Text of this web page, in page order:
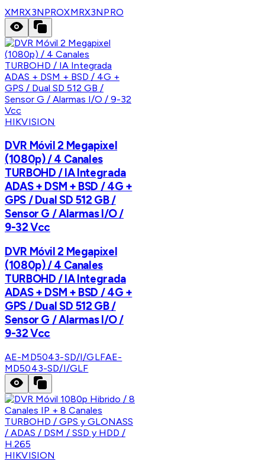
XMRX3NPROXMRX3NPRO
HIKVISION
DVR Móvil 2 Megapixel
(1080p) / 4 Canales
TURBOHD / IA Integrada
ADAS + DSM + BSD / 4G +
GPS / Dual SD 512 GB /
Sensor G / Alarmas I/O /
9-32 Vcc
DVR Móvil 2 Megapixel
(1080p) / 4 Canales
TURBOHD / IA Integrada
ADAS + DSM + BSD / 4G +
GPS / Dual SD 512 GB /
Sensor G / Alarmas I/O /
9-32 Vcc
AE-MD5043-SD/I/GLFAE-
MD5043-SD/I/GLF
HIKVISION